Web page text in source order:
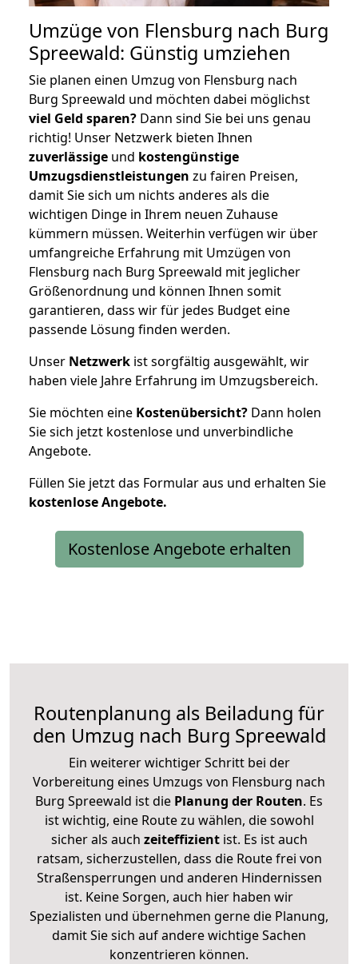
Umzüge von Flensburg nach Burg
Spreewald: Günstig umziehen
Sie planen einen Umzug von Flensburg nach
Burg Spreewald und möchten dabei möglichst
viel Geld sparen? Dann sind Sie bei uns genau
richtig! Unser Netzwerk bieten Ihnen
zuverlässige und kostengünstige
Umzugsdienstleistungen zu fairen Preisen,
damit Sie sich um nichts anderes als die
wichtigen Dinge in Ihrem neuen Zuhause
kümmern müssen. Weiterhin verfügen wir über
umfangreiche Erfahrung mit Umzügen von
Flensburg nach Burg Spreewald mit jeglicher
Größenordnung und können Ihnen somit
garantieren, dass wir für jedes Budget eine
passende Lösung finden werden.
Unser Netzwerk ist sorgfältig ausgewählt, wir
haben viele Jahre Erfahrung im Umzugsbereich.
Sie möchten eine Kostenübersicht? Dann holen
Sie sich jetzt kostenlose und unverbindliche
Angebote.
Füllen Sie jetzt das Formular aus und erhalten Sie
kostenloseAngebote.
Kostenlose Angebote erhalten
Routenplanung als Beiladung für
den Umzug nach Burg Spreewald
Ein weiterer wichtiger Schritt bei der
Vorbereitung eines Umzugs von Flensburg nach
Burg Spreewald ist die Planung der Routen. Es
ist wichtig, eine Route zu wählen, die sowohl
sicher als auch zeiteffizientist. Es ist auch
ratsam, sicherzustellen, dass die Route frei von
Straßensperrungen und anderen Hindernissen
ist. Keine Sorgen, auch hier haben wir
Spezialisten und übernehmen gerne die Planung,
damit Sie sich auf andere wichtige Sachen
konzentrieren können.